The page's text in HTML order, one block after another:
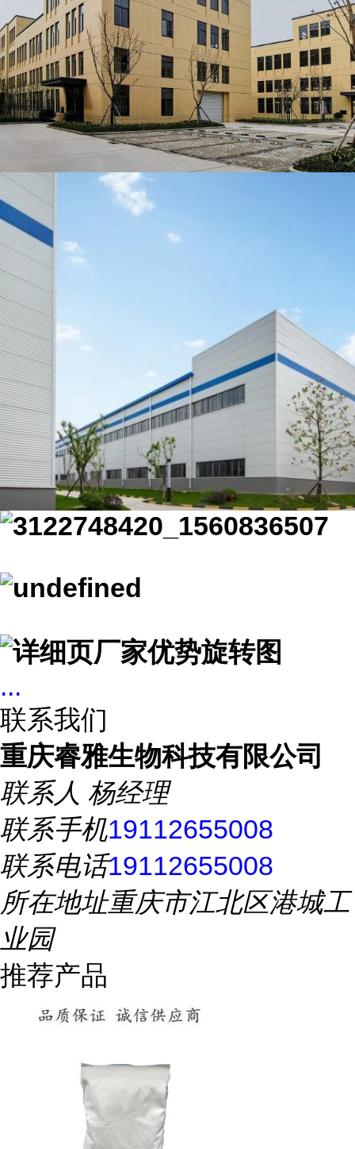
...
联系我们
重庆睿雅生物科技有限公司
联系人 杨经理
联系手机19112655008
联系电话19112655008
所在地址重庆市江北区港城工
业园
推荐产品